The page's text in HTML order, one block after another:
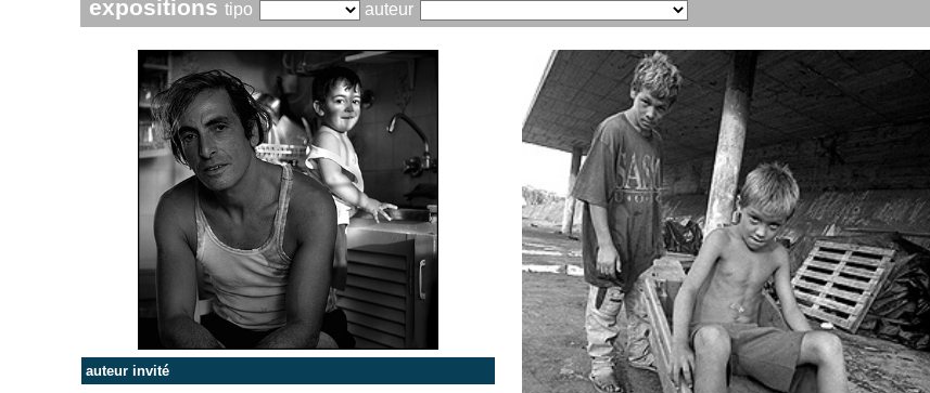
expositionstipo auteur
auteur invité